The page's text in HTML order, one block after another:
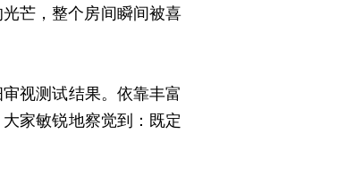
芒，整个房间瞬间被喜
视测试结果。依靠丰富
家敏锐地察觉到：既定